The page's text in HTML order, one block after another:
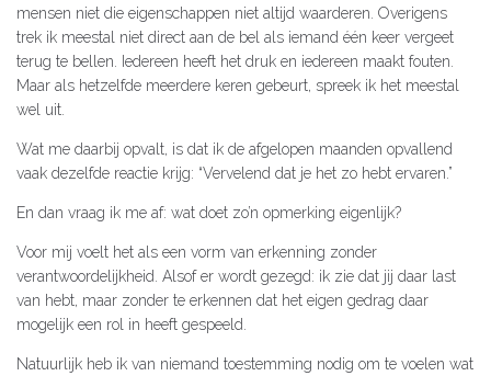
mensen niet die eigenschappen niet altijd waarderen. Overigens
trek ik meestal niet direct aan de bel als iemand één keer vergeet
terug te bellen. Iedereen heeft het druk en iedereen maakt fouten.
Maar als hetzelfde meerdere keren gebeurt, spreek ik het meestal
wel uit.
Wat me daarbij opvalt, is dat ik de afgelopen maanden opvallend
vaak dezelfde reactie krijg: “Vervelend dat je het zo hebt ervaren.”
En dan vraag ik me af: wat doet zo’n opmerking eigenlijk?
Voor mij voelt het als een vorm van erkenning zonder
verantwoordelijkheid. Alsof er wordt gezegd: ik zie dat jij daar last
van hebt, maar zonder te erkennen dat het eigen gedrag daar
mogelijk een rol in heeft gespeeld.
Natuurlijk heb ik van niemand toestemming nodig om te voelen wat